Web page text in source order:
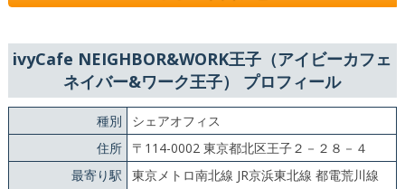
ivyCafe NEIGHBOR&WORK王子（アイビーカフェ
ネイバー&ワーク王子） プロフィール
種別
シェアオフィス
住所
〒114-0002 東京都北区王子２－２８－４
最寄り駅
東京メトロ南北線 JR京浜東北線 都電荒川線